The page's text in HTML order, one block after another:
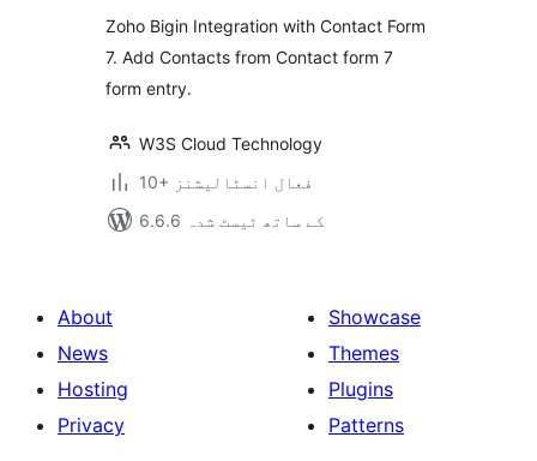
Zoho Bigin Integration with Contact Form
7. Add Contacts from Contact form 7
form entry.
W3S Cloud Technology
10+ فعال انسٹالیشنز
6.6.6 کے ساتھ ٹیسٹ شدہ
About
News
Hosting
Privacy
Showcase
Themes
Plugins
Patterns